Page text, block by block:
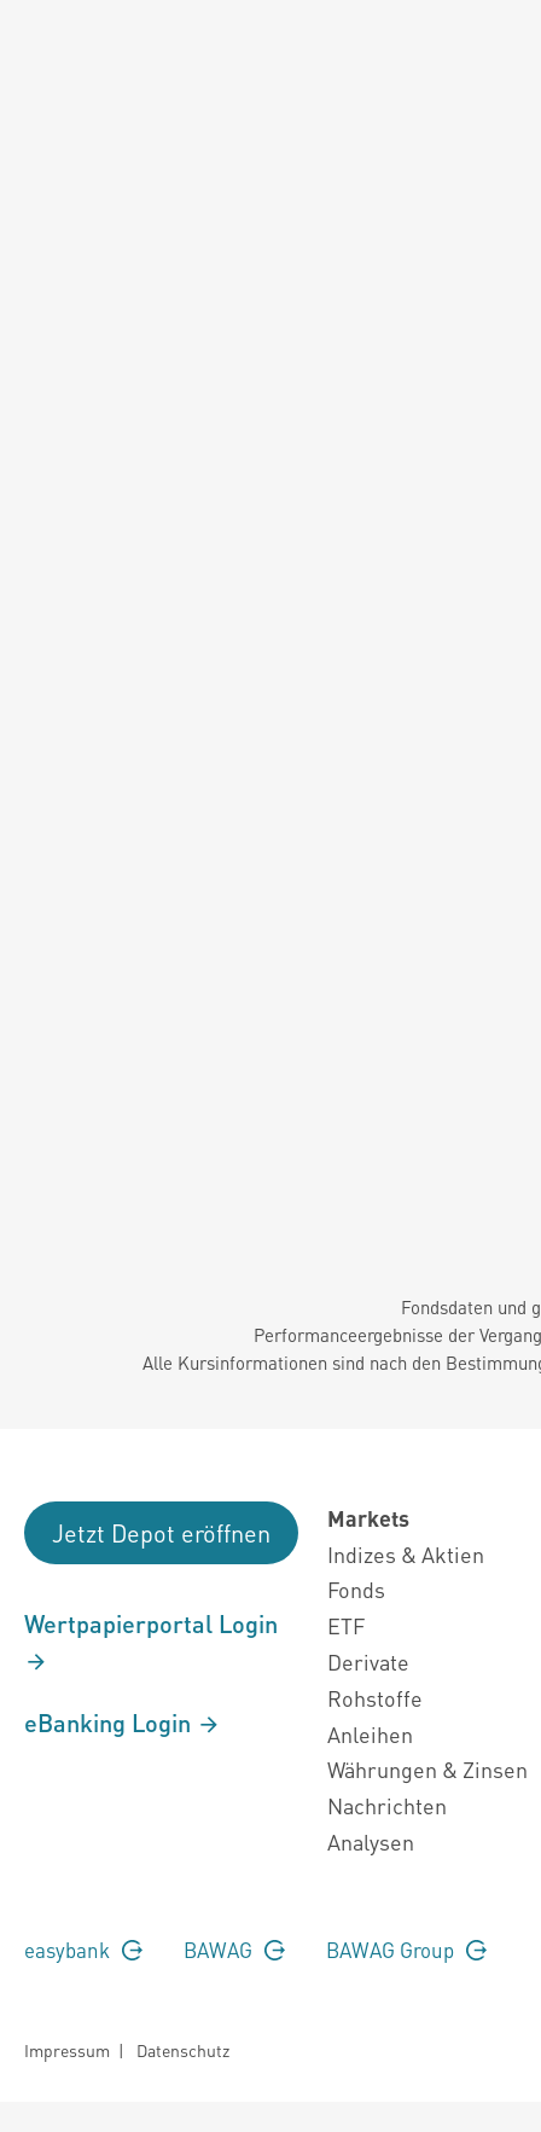
Fondsdaten und
Performanceergebnisse der
Alle Kursinformationen sind nach den
Jetzt Depot eröffnen
Wertpapierportal Login
eBanking Login
Markets
Indizes & Aktien
Fonds
ETF
Derivate
Rohstoffe
Anleihen
Währungen & Zinsen
Nachrichten
Analysen
easybank BAWAG BAWAG Group
Impressum | Datenschutz